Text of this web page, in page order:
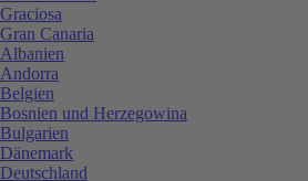
Graciosa
Gran Canaria
Albanien
Andorra
Belgien
Bosnien und Herzegowina
Bulgarien
Dänemark
Deutschland